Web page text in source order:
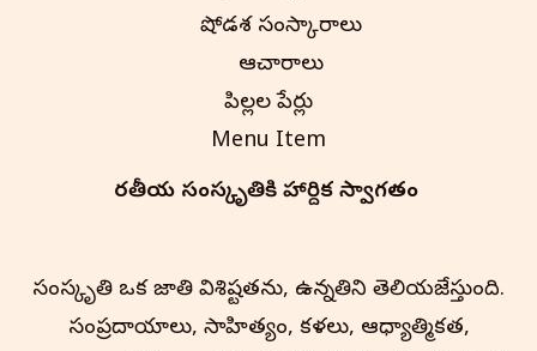
షోడశ సంస్కారాలు
ఆచారాలు
పిల్లల పేర్లు
Menu Item
భారతీయ సంస్కృతి‌కి హార్దిక స్వాగతం
సంస్కృతి ఒక జాతి విశిష్టతను, ఉన్నతిని తెలియజేస్తుంది.
సంప్రదాయాలు, సాహిత్యం, కళలు, ఆధ్యాత్మికత,